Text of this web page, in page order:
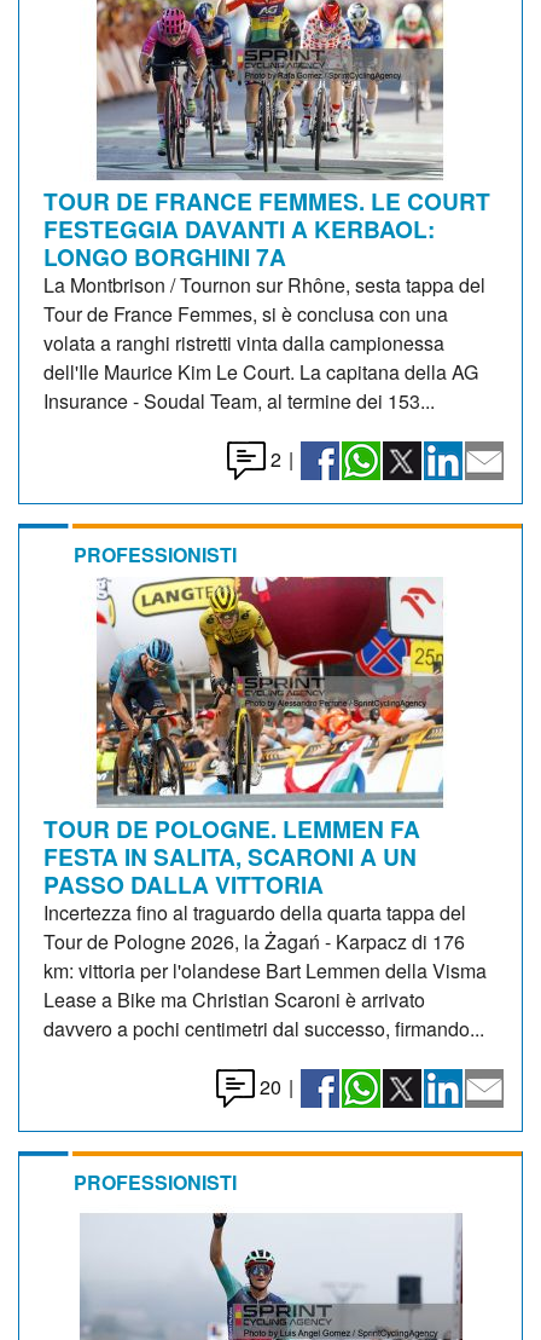
TOUR DE FRANCE FEMMES. LE COURT
FESTEGGIA DAVANTI A KERBAOL:
LONGO BORGHINI 7A
La Montbrison / Tournon sur Rhône, sesta tappa del
Tour de France Femmes, si è conclusa con una
volata a ranghi ristretti vinta dalla campionessa
dell'Ile Maurice Kim Le Court. La capitana della AG
Insurance - Soudal Team, al termine dei 153...
2 |
PROFESSIONISTI
TOUR DE POLOGNE. LEMMEN FA
FESTA IN SALITA, SCARONI A UN
PASSO DALLA VITTORIA
Incertezza fino al traguardo della quarta tappa del
Tour de Pologne 2026, la Żagań - Karpacz di 176
km: vittoria per l'olandese Bart Lemmen della Visma
Lease a Bike ma Christian Scaroni è arrivato
davvero a pochi centimetri dal successo, firmando...
20 |
PROFESSIONISTI